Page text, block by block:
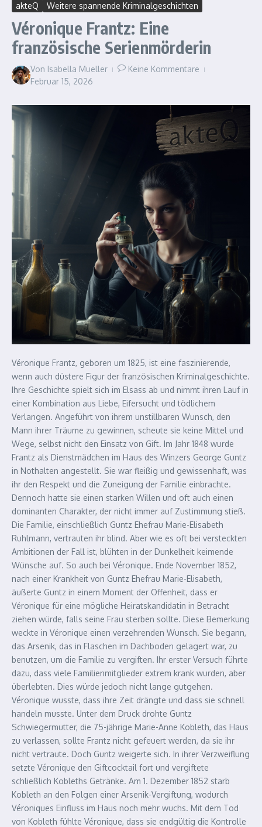
akteQ Weitere spannende Kriminalgeschichten
Véronique Frantz: Eine
französische Serienmörderin
Von Isabella Mueller
Keine Kommentare
Februar 15, 2026
Véronique Frantz, geboren um 1825, ist eine faszinierende,
wenn auch düstere Figur der französischen Kriminalgeschichte.
Ihre Geschichte spielt sich im Elsass ab und nimmt ihren Lauf in
einer Kombination aus Liebe, Eifersucht und tödlichem
Verlangen. Angeführt von ihrem unstillbaren Wunsch, den
Mann ihrer Träume zu gewinnen, scheute sie keine Mittel und
Wege, selbst nicht den Einsatz von Gift. Im Jahr 1848 wurde
Frantz als Dienstmädchen im Haus des Winzers George Guntz
in Nothalten angestellt. Sie war fleißig und gewissenhaft, was
ihr den Respekt und die Zuneigung der Familie einbrachte.
Dennoch hatte sie einen starken Willen und oft auch einen
dominanten Charakter, der nicht immer auf Zustimmung stieß.
Die Familie, einschließlich Guntz Ehefrau Marie-Elisabeth
Ruhlmann, vertrauten ihr blind. Aber wie es oft bei versteckten
Ambitionen der Fall ist, blühten in der Dunkelheit keimende
Wünsche auf. So auch bei Véronique. Ende November 1852,
nach einer Krankheit von Guntz Ehefrau Marie-Elisabeth,
äußerte Guntz in einem Moment der Offenheit, dass er
Véronique für eine mögliche Heiratskandidatin in Betracht
ziehen würde, falls seine Frau sterben sollte. Diese Bemerkung
weckte in Véronique einen verzehrenden Wunsch. Sie begann,
das Arsenik, das in Flaschen im Dachboden gelagert war, zu
benutzen, um die Familie zu vergiften. Ihr erster Versuch führte
dazu, dass viele Familienmitglieder extrem krank wurden, aber
überlebten. Dies würde jedoch nicht lange gutgehen.
Véronique wusste, dass ihre Zeit drängte und dass sie schnell
handeln musste. Unter dem Druck drohte Guntz
Schwiegermutter, die 75-jährige Marie-Anne Kobleth, das Haus
zu verlassen, sollte Frantz nicht gefeuert werden, da sie ihr
nicht vertraute. Doch Guntz weigerte sich. In ihrer Verzweiflung
setzte Véronique den Giftcocktail fort und vergiftete
schließlich Kobleths Getränke. Am 1. Dezember 1852 starb
Kobleth an den Folgen einer Arsenik-Vergiftung, wodurch
Véroniques Einfluss im Haus noch mehr wuchs. Mit dem Tod
von Kobleth fühlte Véronique, dass sie endgültig die Kontrolle